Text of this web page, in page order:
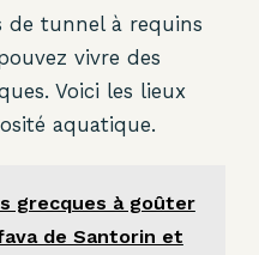
de tunnel à requins
vivre des
Voici les lieux
aquatique.
grecques à goûter
de Santorin et